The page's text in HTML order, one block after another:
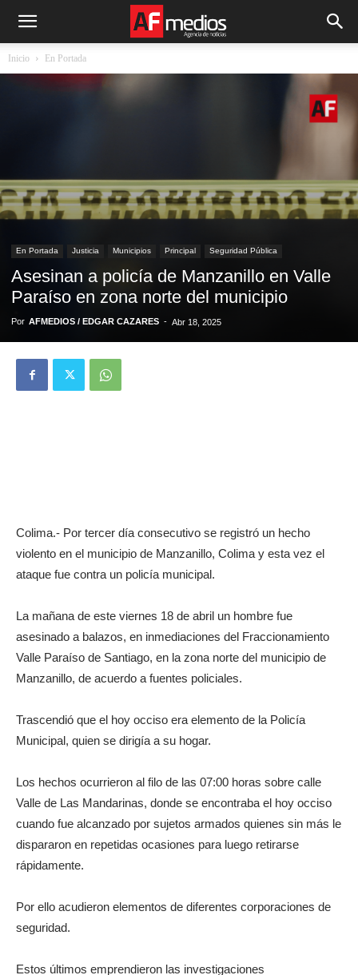
Inicio En Portada
En Portada Justicia Municipios Principal Seguridad Pública
Asesinan a policía de Manzanillo en Valle
Paraíso en zona norte del municipio
Por AFMEDIOS / EDGAR CAZARES - Abr 18, 2025
Colima.- Por tercer día consecutivo se registró un hecho
violento en el municipio de Manzanillo, Colima y esta vez el
ataque fue contra un policía municipal.
La mañana de este viernes 18 de abril un hombre fue
asesinado a balazos, en inmediaciones del Fraccionamiento
Valle Paraíso de Santiago, en la zona norte del municipio de
Manzanillo, de acuerdo a fuentes policiales.
Trascendió que el hoy occiso era elemento de la Policía
Municipal, quien se dirigía a su hogar.
Los hechos ocurrieron al filo de las 07:00 horas sobre calle
Valle de Las Mandarinas, donde se encontraba el hoy occiso
cuando fue alcanzado por sujetos armados quienes sin más le
dispararon en repetidas ocasiones para luego retirarse
rápidamente.
Por ello acudieron elementos de diferentes corporaciones de
seguridad.
Estos últimos emprendieron las investigaciones